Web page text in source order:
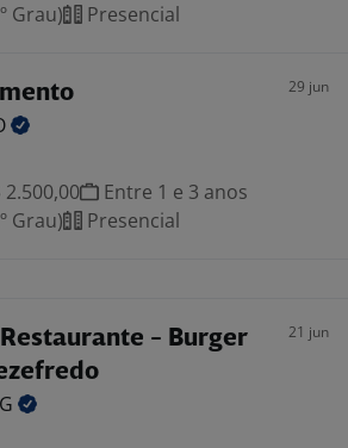
Grau)
Presencial
29 jun
2.500,00
Entre 1 e 3 anos
Grau)
Presencial
- Burger
21 jun